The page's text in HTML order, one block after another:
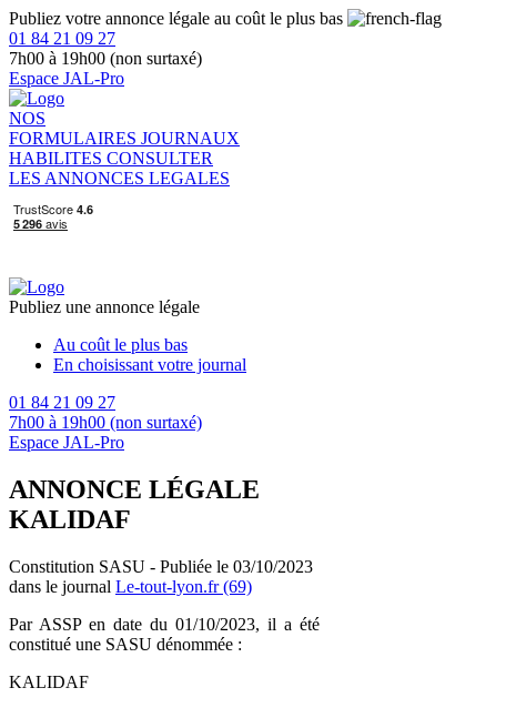
Publiez votre annonce légale au coût le plus bas
01 84 21 09 27
7h00 à 19h00 (non surtaxé)
Espace JAL-Pro
NOS
FORMULAIRES JOURNAUX
HABILITES CONSULTER
LES ANNONCES LEGALES
Publiez une annonce légale
Au coût le plus bas
En choisissant votre journal
01 84 21 09 27
7h00 à 19h00 (non surtaxé)
Espace JAL-Pro
ANNONCE LÉGALE
KALIDAF
Constitution SASU - Publiée le 03/10/2023
dans le journal Le-tout-lyon.fr (69)
Par ASSP en date du 01/10/2023, il a été
constitué une SASU dénommée :
KALIDAF